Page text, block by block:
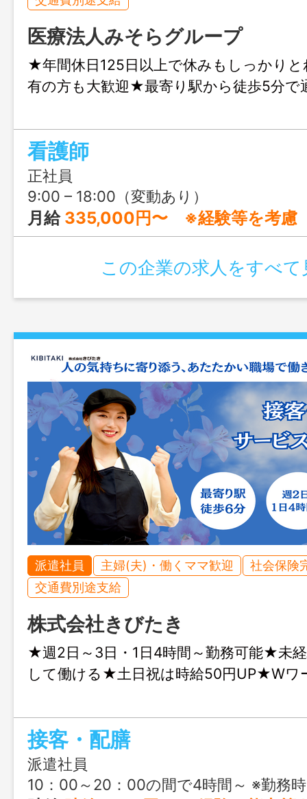
医療法人みそらグループ
★年間休日125日以上で休みもしっかり
有の方も大歓迎★最寄り駅から徒歩5分
看護師
正社員
9:00 – 18:00（変動あり）
月給 335,000円〜 ※経験等を考慮
この企業の求人をすべて
派遣社員 主婦(夫)・働くママ歓迎
社会保険
交通費別途支給
株式会社きびたき
★週2日～3日・1日4時間～勤務可能★未
して働ける★土日祝は時給50円UP★W
接客・配膳
派遣社員
10：00～20：00の間で4時間～ ※勤務時間は応相談 ※フルタイム希